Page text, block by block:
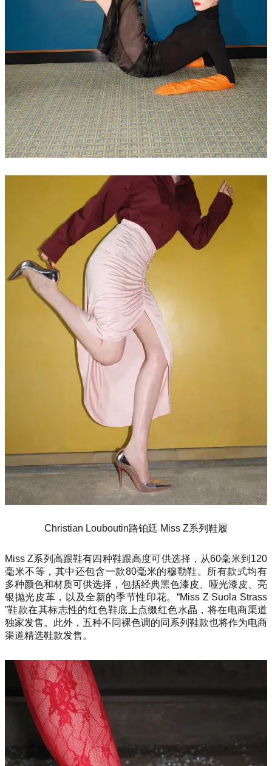
Christian Louboutin路铂廷 Miss Z系列鞋履
Miss Z系列高跟鞋有四种鞋跟高度可供选择，从60毫米到120
毫米不等，其中还包含一款80毫米的穆勒鞋。所有款式均有
多种颜色和材质可供选择，包括经典黑色漆皮、哑光漆皮、亮
银抛光皮革，以及全新的季节性印花。“Miss Z Suola Strass
”鞋款在其标志性的红色鞋底上点缀红色水晶，将在电商渠道
独家发售。此外，五种不同裸色调的同系列鞋款也将作为电商
渠道精选鞋款发售。